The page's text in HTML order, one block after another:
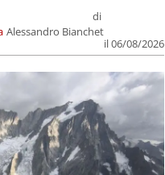
di
Alessandro Bianchet
il 06/08/2026